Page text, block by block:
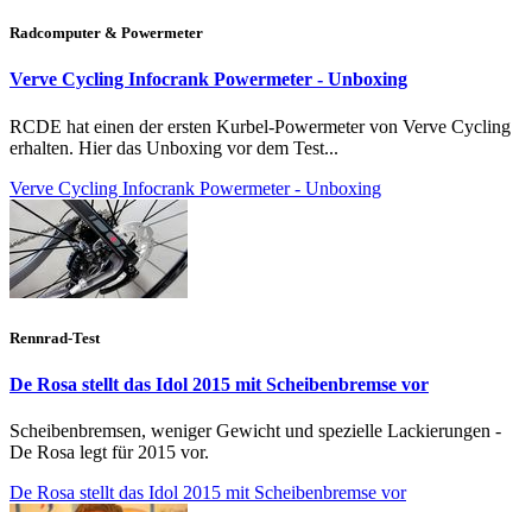
Radcomputer & Powermeter
Verve Cycling Infocrank Powermeter - Unboxing
RCDE hat einen der ersten Kurbel-Powermeter von Verve Cycling
erhalten. Hier das Unboxing vor dem Test...
Verve Cycling Infocrank Powermeter - Unboxing
Rennrad-Test
De Rosa stellt das Idol 2015 mit Scheibenbremse vor
Scheibenbremsen, weniger Gewicht und spezielle Lackierungen -
De Rosa legt für 2015 vor.
De Rosa stellt das Idol 2015 mit Scheibenbremse vor